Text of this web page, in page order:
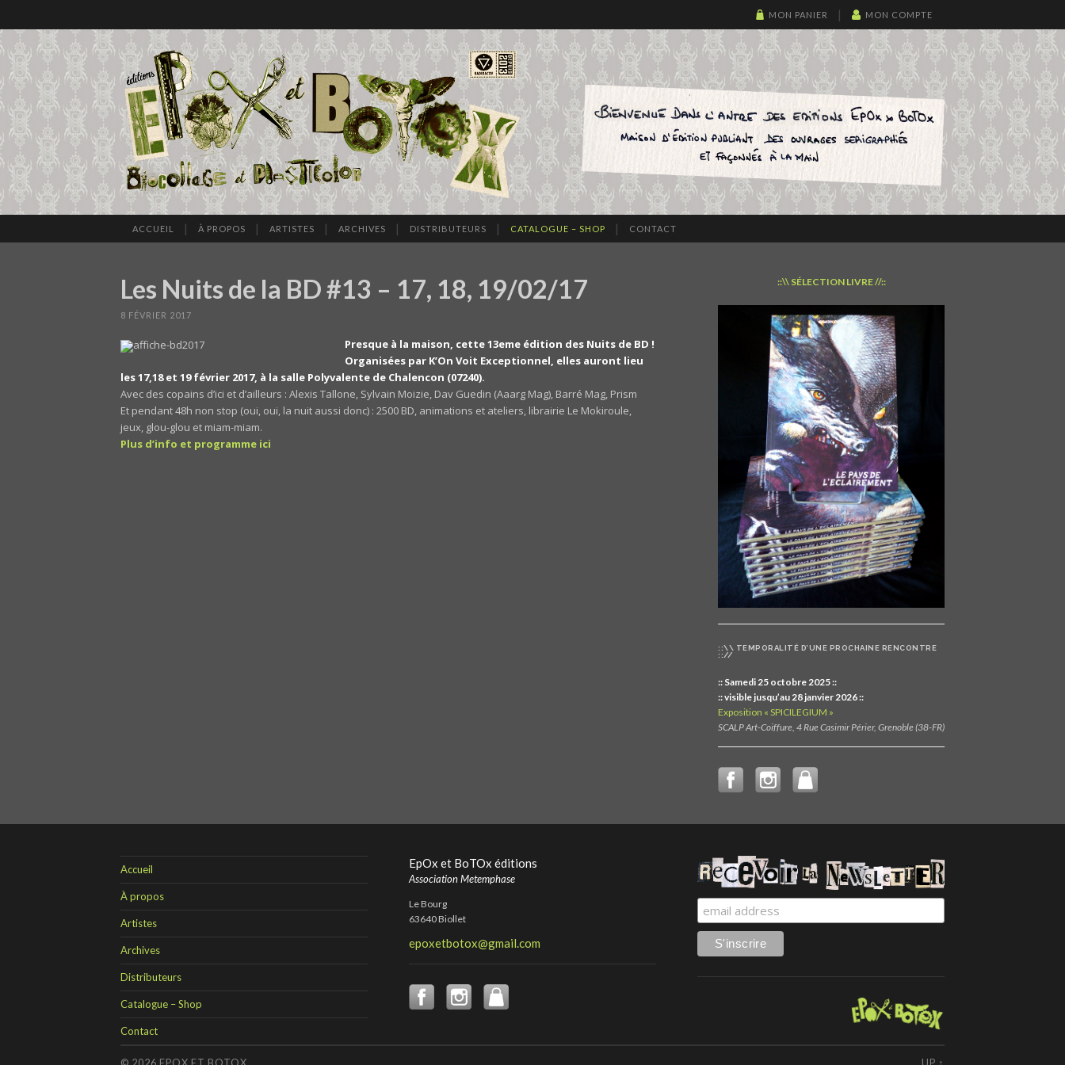
MON COMPTE
MON PANIER
ACCUEIL À PROPOS ARTISTES ARCHIVES DISTRIBUTEURS CATALOGUE – SHOP CONTACT
Les Nuits de la BD #13 – 17, 18, 19/02/17
8 FÉVRIER 2017
Presque à la maison, cette 13eme édition des Nuits de BD !
Organisées par K’On Voit Exceptionnel, elles auront lieu
les 17,18 et 19 février 2017, à la salle Polyvalente de Chalencon (07240).
Avec des copains d’ici et d’ailleurs : Alexis Tallone, Sylvain Moizie, Dav Guedin (Aaarg Mag), Barré Mag, Prism
Et pendant 48h non stop (oui, oui, la nuit aussi donc) : 2500 BD, animations et ateliers, librairie Le Mokiroule,
jeux, glou-glou et miam-miam.
Plus d’info et programme ici
::\\ SÉLECTION LIVRE //::
::\\ TEMPORALITÉ D’UNE PROCHAINE RENCONTRE
:://
:: Samedi 25 octobre 2025 ::
:: visible jusqu’au 28 janvier 2026 ::
Exposition « SPICILEGIUM »
SCALP Art-Coiffure, 4 Rue Casimir Périer, Grenoble (38-FR)
Accueil
À propos
Artistes
Archives
Distributeurs
Catalogue – Shop
Contact
EpOx et BoTOx éditions
Association Metemphase
Le Bourg
63640 Biollet
epoxetbotox@gmail.com
© 2026 EPOX ET BOTOX UP ↑